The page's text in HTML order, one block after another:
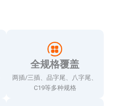
全规格覆盖
两插/三插、品字尾、八字尾、
C19等多种规格